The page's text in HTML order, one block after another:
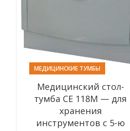
МЕДИЦИНСКИЕ ТУМБЫ
Медицинский стол-
тумба СЕ 118М — для
хранения
инструментов с 5-ю